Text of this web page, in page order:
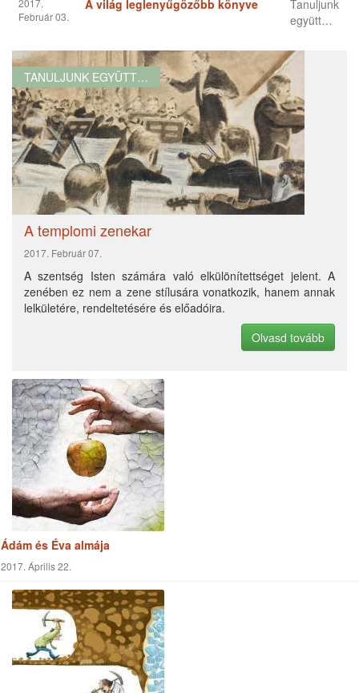
December
01.
együtt…
2016.
December
04.
A megalkuvás veszélyes buktatói
Tanuljunk
együtt…
2016.
December
09.
Amikor a remény szertefoszlik
Tanuljunk
együtt…
2016.
December
16.
Jézus megígért ajándéka
Tanuljunk
együtt…
2016.
December
23.
Élet a Szentlélek ereje által
Tanuljunk
Január 02.
Soha ne add fel!
Tanuljunk
együtt…
2017.
A világ leglenyűgözőbb könyve
együtt…
TANULJUNK EGYÜTT…
A templomi zenekar
2017. Február 07.
A szentség Isten számára való elkülönítettséget jelent. A
zenében ez nem a zene stílusára vonatkozik, hanem annak
lelkületére, rendeltetésére és előadóira.